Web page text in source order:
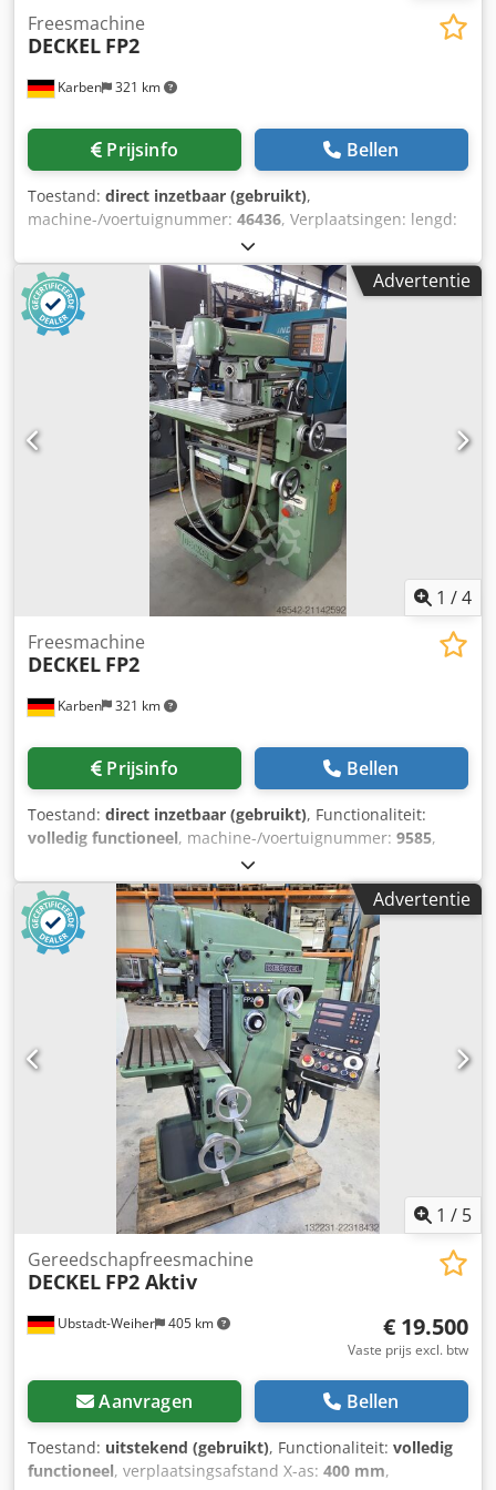
Karben 321 km
Freesmachine
DECKEL FP2
Prijsinfo Bellen
Toestand: direct inzetbaar (gebruikt),
machine-/voertuignummer: 46436, Verplaatsingen: lengd:
400 mm Dkodsygia Eepfx Amhor verticaal: 400 mm
horizontaal: 200 mm Uitrusting: - Verticaal freeskop,
verschuifbaar - Zwenkbare zwenktafel 260 x 600 mm -
Diverse gereedschaphouders - Opstellelementen - Ronde
tafel D:280 mm - Documentatie Staat: Werkplaats-getest
Advertentie
1 /4
Karben 321 km
Freesmachine
DECKEL FP2
Prijsinfo Bellen
Toestand: direct inzetbaar (gebruikt), Functionaliteit:
volledig functioneel, machine-/voertuignummer: 9585,
DECKEL Universele gereedschap-frees- en boormachine
Type: FP 2 Machinenummer: 9585 Bouwjaar: 1978/79 Staat:
goede, direct inzetbare staat Verplaatsingen: langs: 400
mm, verticaal: 400 mm, horizontaal: 200 mm
Dkjdpoygicaofx Amhor
Advertentie
1 / 5
Ubstadt-Weiher 405 km
Gereedschapfreesmachine
DECKEL FP2 Aktiv
€ 19.500
Vaste prijs excl. btw
Aanvragen Bellen
Toestand: uitstekend (gebruikt), Functionaliteit: volledig
functioneel, verplaatsingsafstand X-as: 400 mm,